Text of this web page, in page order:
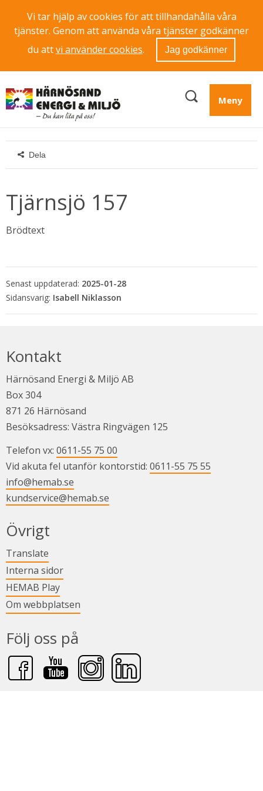
Vi tar hjälp av cookies för att tillhandahålla våra
tjänster. Genom att använda våra tjänster godkänner
du attvi använder cookies. Jag godkänner
Meny
Dela
Tjärnsjö 157
Brödtext
Senast uppdaterad: 2025-01-28
Isabell Niklasson
Kontakt
Härnösand Energi & Miljö AB
Box 304
871 26 Härnösand
Besöksadress: Västra Ringvägen 125
Telefon vx: 0611-55 75 00
Vid akuta fel utanför kontorstid: 0611-55 75 55
info@hemab.se
kundservice@hemab.se
Övrigt
Translate
Interna sidorLänk till annan webbplats.
HEMAB PlayLänk till annan webbplats.
Om webbplatsen
Följ oss på